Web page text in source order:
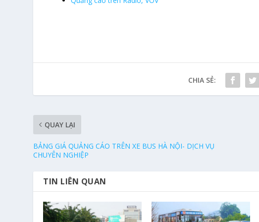
CHIA SẺ:
QUAY LẠI
BẢNG GIÁ QUẢNG CÁO TRÊN XE BUS HÀ NỘI- DỊCH VỤ
CHUYÊN NGHIỆP
TIN LIÊN QUAN